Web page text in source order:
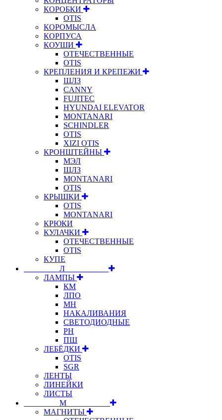
КОРОБКИ
OTIS
КОРОМЫСЛА
КОРПУСА
КОУШИ
ОТЕЧЕСТВЕННЫЕ
OTIS
КРЕПЛЕНИЯ И КРЕПЕЖИ
ЩЛЗ
CANNY
FUJITEC
HYUNDAI ELEVATOR
MONTANARI
SCHINDLER
OTIS
XIZI OTIS
КРОНШТЕЙНЫ
МЭЛ
ЩЛЗ
MONTANARI
OTIS
КРЫШКИ
OTIS
MONTANARI
КРЮКИ
КУЛАЧКИ
ОТЕЧЕСТВЕННЫЕ
OTIS
КУПЕ
⠀⠀⠀⠀⠀⠀Л⠀⠀⠀⠀⠀⠀⠀
ЛАМПЫ
КМ
ЛПО
МН
НАКАЛИВАНИЯ
СВЕТОДИОДНЫЕ
РН
ПШ
ЛЕБЁДКИ
OTIS
SGR
ЛЕНТЫ
ЛИНЕЙКИ
ЛИСТЫ
⠀⠀⠀⠀⠀⠀М⠀⠀⠀⠀⠀⠀⠀
МАГНИТЫ